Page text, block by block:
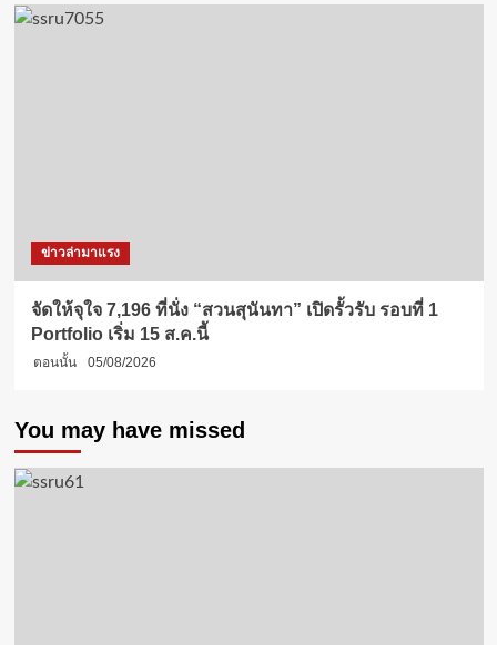
ข่าวล่ามาแรง
จัดให้จุใจ 7,196 ที่นั่ง “สวนสุนันทา” เปิดรั้วรับ รอบที่ 1
Portfolio เริ่ม 15 ส.ค.นี้
ตอนนั้น 05/08/2026
You may have missed